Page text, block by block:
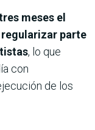
meses el
parte
, lo que
con
de los